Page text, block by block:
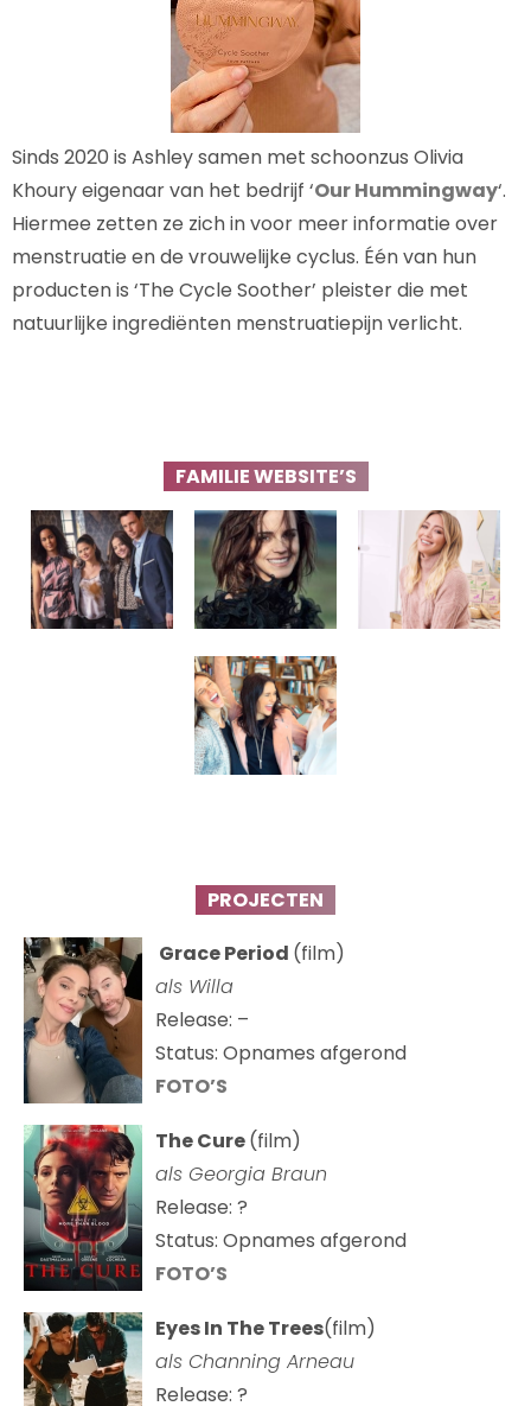
Sinds 2020 is Ashley samen met schoonzus Olivia
Khoury eigenaar van het bedrijf ‘Our Hummingway‘.
Hiermee zetten ze zich in voor meer informatie over
menstruatie en de vrouwelijke cyclus. Één van hun
producten is ‘The Cycle Soother’ pleister die met
natuurlijke ingrediënten menstruatiepijn verlicht.
FAMILIE WEBSITE’S
PROJECTEN
Grace Period (film)
als Willa
Release: –
Status: Opnames afgerond
FOTO’S
The Cure(film)
als Georgia Braun
Release: ?
Status: Opnames afgerond
FOTO’S
Eyes In The Trees(film)
als Channing Arneau
Release: ?